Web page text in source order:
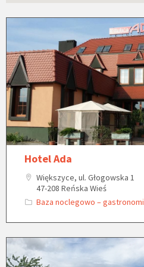
Hotel Ada
Większyce, ul. Głogowska 1
47-208 Reńska Wieś
Baza noclegowo –